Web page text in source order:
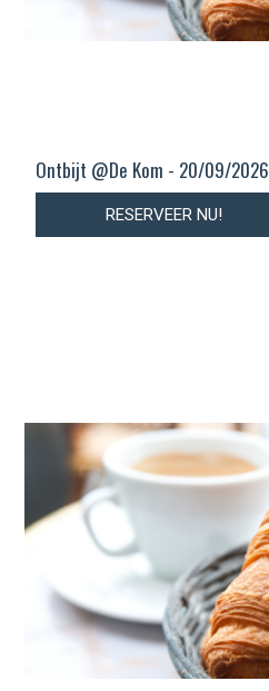
Ontbijt @De Kom - 20/09/2026
RESERVEER NU!